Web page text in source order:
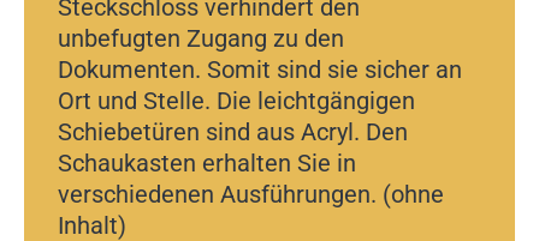
Steckschloss verhindert den
unbefugten Zugang zu den
Dokumenten. Somit sind sie sicher an
Ort und Stelle. Die leichtgängigen
Schiebetüren sind aus Acryl. Den
Schaukasten erhalten Sie in
verschiedenen Ausführungen. (ohne
Inhalt)